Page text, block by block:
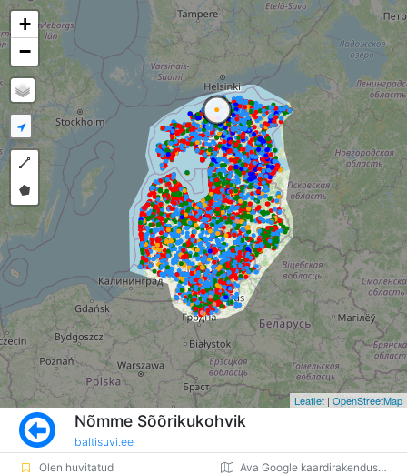
+
−
Draw a polyline
Draw a polygon
Leaflet | OpenStreetMap
Nõmme Sõõrikukohvik
baltisuvi.ee
Olen huvitatud
Ava Google kaardirakenduses